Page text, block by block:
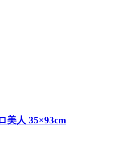
美人 35×93cm